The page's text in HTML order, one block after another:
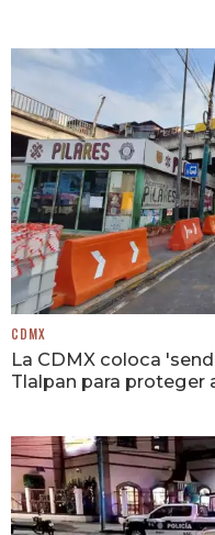
CDMX
La CDMX coloca
Tlalpan para proteger